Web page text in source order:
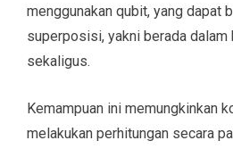
menggunakan qubit, yang dapat
superposisi, yakni berada
sekaligus.
Kemampuan ini memungkinkan
melakukan perhitungan secara